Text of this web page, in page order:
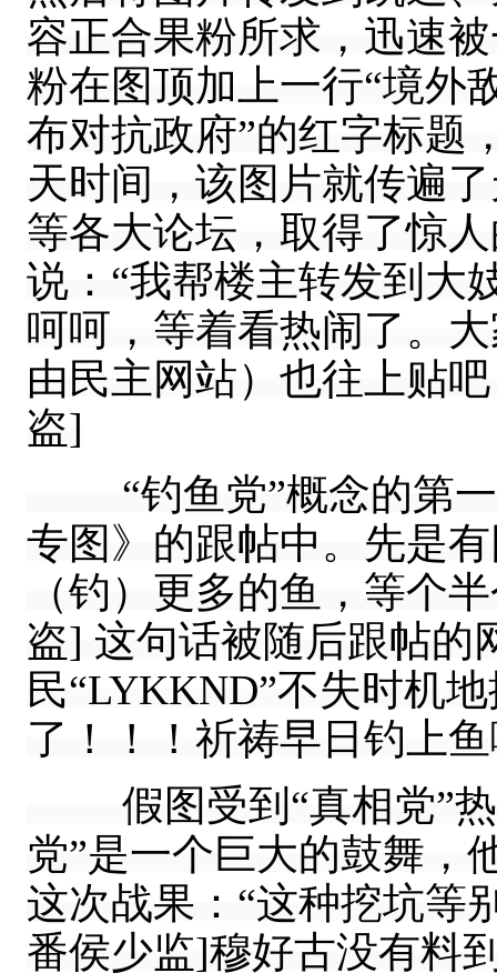
容正合果粉所求，迅速
粉在图顶加上一行“境外
布对抗政府”的红字标题
天时间，该图片就传遍
等各大论坛，取得了惊
说：“我帮楼主转发到大
呵呵，等着看热闹了。
由民主网站）也往上贴
盗]
“钓鱼党”概念的第一
专图》的跟帖中。先是
（钓）更多的鱼，等个
盗] 这句话被随后跟帖的
民“LYKKND”不失时机
了！！！祈祷早日钓上
假图受到“真相党”热
党”是一个巨大的鼓舞，
这次战果：“这种挖坑等
番侯少监]穆好古没有料